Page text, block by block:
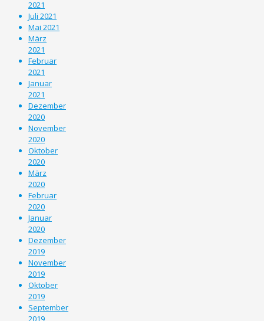
2021
Juli 2021
Mai 2021
März
2021
Februar
2021
Januar
2021
Dezember
2020
November
2020
Oktober
2020
März
2020
Februar
2020
Januar
2020
Dezember
2019
November
2019
Oktober
2019
September
2019